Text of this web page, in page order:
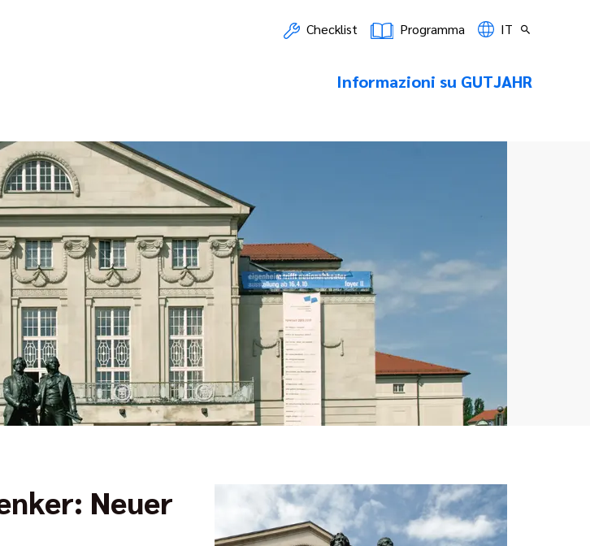
Checklist Programma IT
Informazioni su GUTJAHR
Neuer